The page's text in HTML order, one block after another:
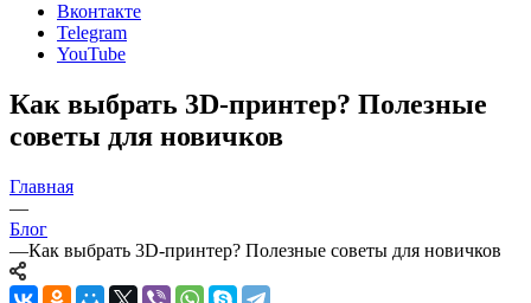
Вконтакте
Telegram
YouTube
Как выбрать 3D-принтер? Полезные
советы для новичков
Главная
—
Блог
—Как выбрать 3D-принтер? Полезные советы для новичков